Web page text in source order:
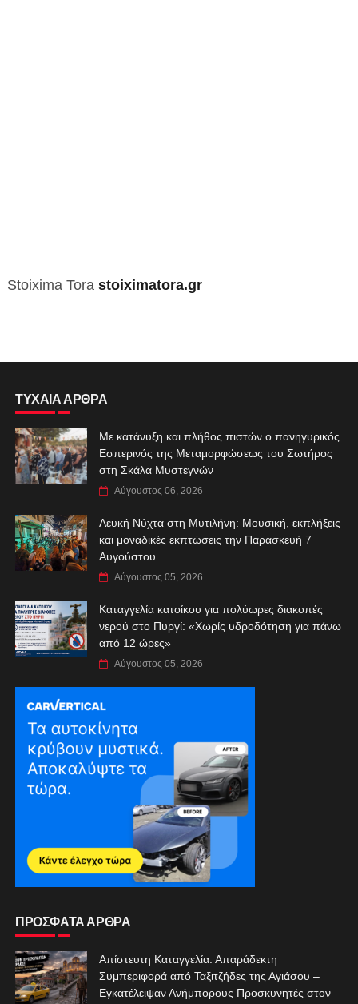
Stoixima Tora stoiximatora.gr
ΤΥΧΑΙΑ ΑΡΘΡΑ
Με κατάνυξη και πλήθος πιστών ο πανηγυρικός
Εσπερινός της Μεταμορφώσεως του Σωτήρος
στη Σκάλα Μυστεγνών
Αύγουστος 06, 2026
Λευκή Νύχτα στη Μυτιλήνη: Μουσική, εκπλήξεις
και μοναδικές εκπτώσεις την Παρασκευή 7
Αυγούστου
Αύγουστος 05, 2026
Καταγγελία κατοίκου για πολύωρες διακοπές
νερού στο Πυργί: «Χωρίς υδροδότηση για πάνω
από 12 ώρες»
Αύγουστος 05, 2026
ΠΡΟΣΦΑΤΑ ΑΡΘΡΑ
Απίστευτη Καταγγελία: Απαράδεκτη
Συμπεριφορά από Ταξιτζήδες της Αγιάσου –
Εγκατέλειψαν Ανήμπορους Προσκυνητές στον